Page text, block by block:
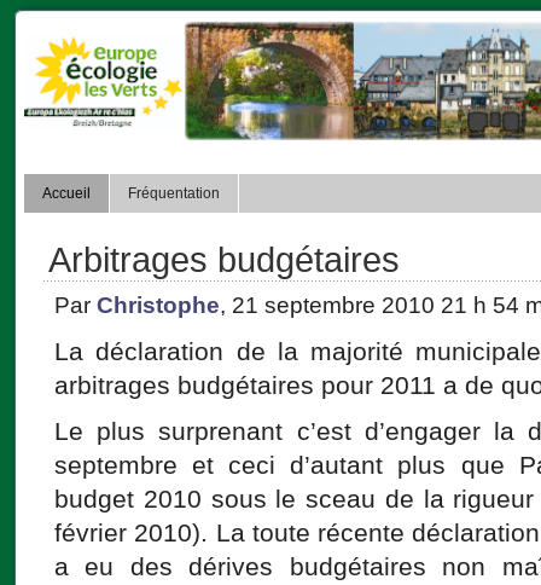
Accueil Fréquentation
Arbitrages budgétaires
Par Christophe, 21 septembre 2010 21 h 54
La déclaration de la majorité
arbitrages budgétaires pour 2011 a de
Le plus surprenant c’est d’engager la
septembre et ceci d’autant plus que
budget 2010 sous le sceau de la
février 2010). La toute récente
a eu des dérives budgétaires non